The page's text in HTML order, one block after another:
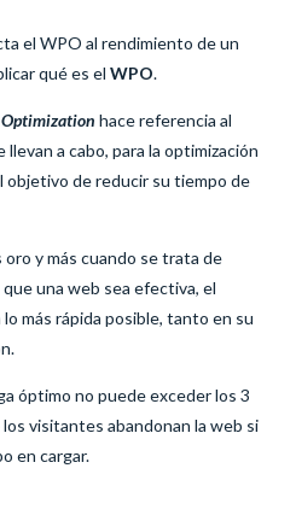
el WPO al rendimiento de un
qué es el WPO.
hace referencia al
a cabo, para la optimización
objetivo de reducir su tiempo de
y más cuando se trata de
una web sea efectiva, el
más rápida posible, tanto en su
óptimo no puede exceder los 3
visitantes abandonan la web si
en cargar.